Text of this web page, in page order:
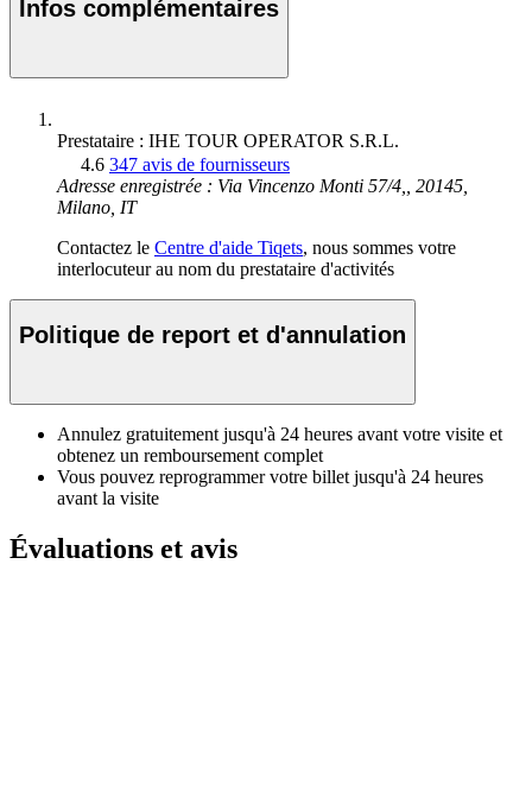
Infos complémentaires
Prestataire : IHE TOUR OPERATOR S.R.L.
4.6 347 avis de fournisseurs
Adresse enregistrée : Via Vincenzo Monti 57/4,, 20145,
Milano, IT
Contactez le Centre d'aide Tiqets, nous sommes votre
interlocuteur au nom du prestataire d'activités
Politique de report et d'annulation
Annulez gratuitement jusqu'à 24 heures avant votre visite et
obtenez un remboursement complet
Vous pouvez reprogrammer votre billet jusqu'à 24 heures
avant la visite
Évaluations et avis